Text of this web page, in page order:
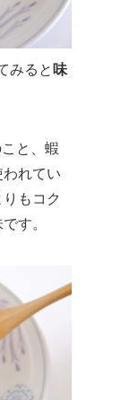
みると 味
と、蝦
れてい
もコク
す。